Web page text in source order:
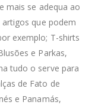
mais se adequa ao
que podem
exemplo; T-shirts
e Parkas,
tudo o serve para
de Fato de
e Panamás,